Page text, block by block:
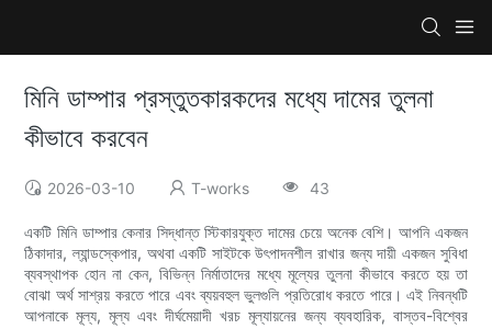
মিনি ডাম্পার প্রস্তুতকারকদের মধ্যে দামের তুলনা
কীভাবে করবেন
2026-03-10 T-works 43
একটি মিনি ডাম্পার কেনার সিদ্ধান্ত স্টিকারযুক্ত দামের চেয়ে অনেক বেশি। আপনি একজন
ঠিকাদার, ল্যান্ডস্কেপার, অথবা একটি সাইটকে উৎপাদনশীল রাখার জন্য দায়ী একজন সুবিধা
ব্যবস্থাপক হোন না কেন, বিভিন্ন নির্মাতাদের মধ্যে মূল্যের তুলনা কীভাবে করতে হয় তা
বোঝা অর্থ সাশ্রয় করতে পারে এবং ব্যয়বহুল ভুলগুলি প্রতিরোধ করতে পারে। এই নিবন্ধটি
আপনাকে মূল্য, মূল্য এবং দীর্ঘমেয়াদী খরচ মূল্যায়নের জন্য ব্যবহারিক, বাস্তব-বিশ্বের